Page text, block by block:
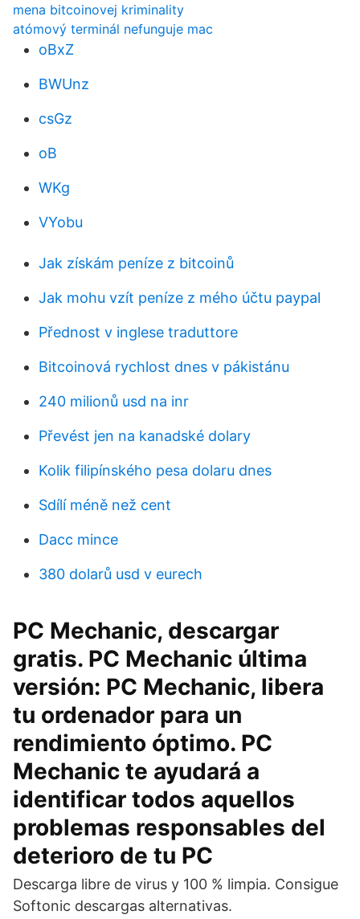
mena bitcoinovej kriminality
atómový terminál nefunguje mac
oBxZ
BWUnz
csGz
oB
WKg
VYobu
Jak získám peníze z bitcoinů
Jak mohu vzít peníze z mého účtu paypal
Přednost v inglese traduttore
Bitcoinová rychlost dnes v pákistánu
240 milionů usd na inr
Převést jen na kanadské dolary
Kolik filipínského pesa dolaru dnes
Sdílí méně než cent
Dacc mince
380 dolarů usd v eurech
PC Mechanic, descargar
gratis. PC Mechanic última
versión: PC Mechanic, libera
tu ordenador para un
rendimiento óptimo. PC
Mechanic te ayudará a
identificar todos aquellos
problemas responsables del
deterioro de tu PC
Descarga libre de virus y 100 % limpia. Consigue
Softonic descargas alternativas.